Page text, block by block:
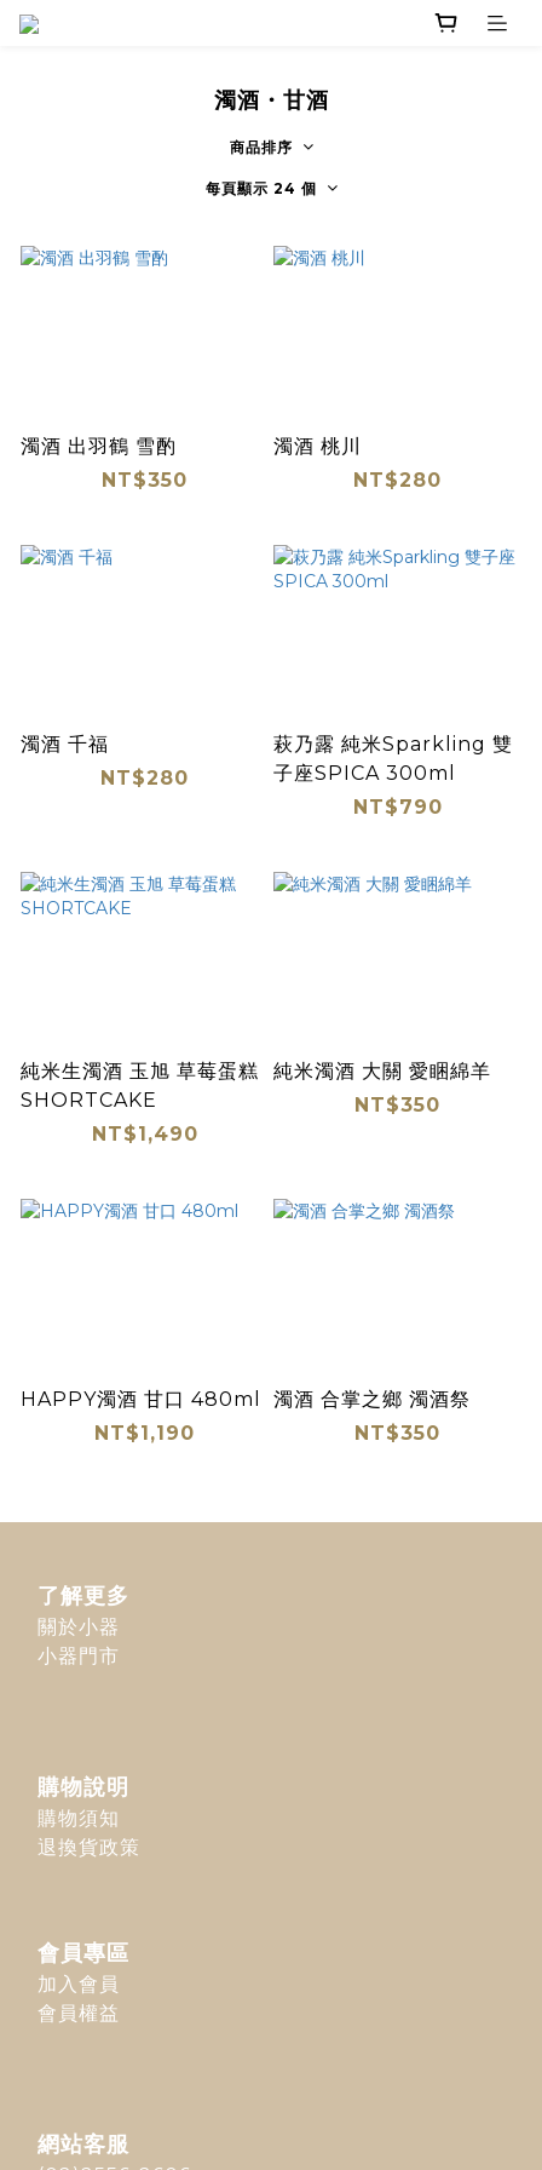
濁酒・甘酒
商品排序
每頁顯示 24 個
濁酒 出羽鶴 雪酌
NT$350
濁酒 桃川
NT$280
濁酒 千福
NT$280
萩乃露 純米Sparkling 雙
子座SPICA 300ml
NT$790
純米生濁酒 玉旭 草莓蛋糕
SHORTCAKE
NT$1,490
純米濁酒 大關 愛睏綿羊
NT$350
HAPPY濁酒 甘口 480ml
NT$1,190
濁酒 合掌之鄉 濁酒祭
NT$350
了解更多
關於小器
小器門市
購物說明
購物須知
退換貨政策
會員專區
加入會員
會員權益
網站客服